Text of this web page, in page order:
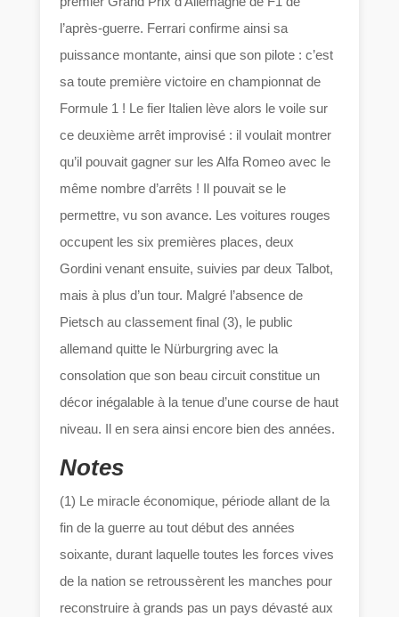
l’après-guerre. Ferrari confirme ainsi sa
puissance montante, ainsi que son pilote : c’est
sa toute première victoire en championnat de
Formule 1 ! Le fier Italien lève alors le voile sur
ce deuxième arrêt improvisé : il voulait montrer
qu’il pouvait gagner sur les Alfa Romeo avec le
même nombre d’arrêts ! Il pouvait se le
permettre, vu son avance. Les voitures rouges
occupent les six premières places, deux
Gordini venant ensuite, suivies par deux Talbot,
mais à plus d’un tour. Malgré l’absence de
Pietsch au classement final (3), le public
allemand quitte le Nürburgring avec la
consolation que son beau circuit constitue un
décor inégalable à la tenue d’une course de haut
niveau. Il en sera ainsi encore bien des années.
Notes
(1) Le miracle économique, période allant de la
fin de la guerre au tout début des années
soixante, durant laquelle toutes les forces vives
de la nation se retroussèrent les manches pour
reconstruire à grands pas un pays dévasté aux